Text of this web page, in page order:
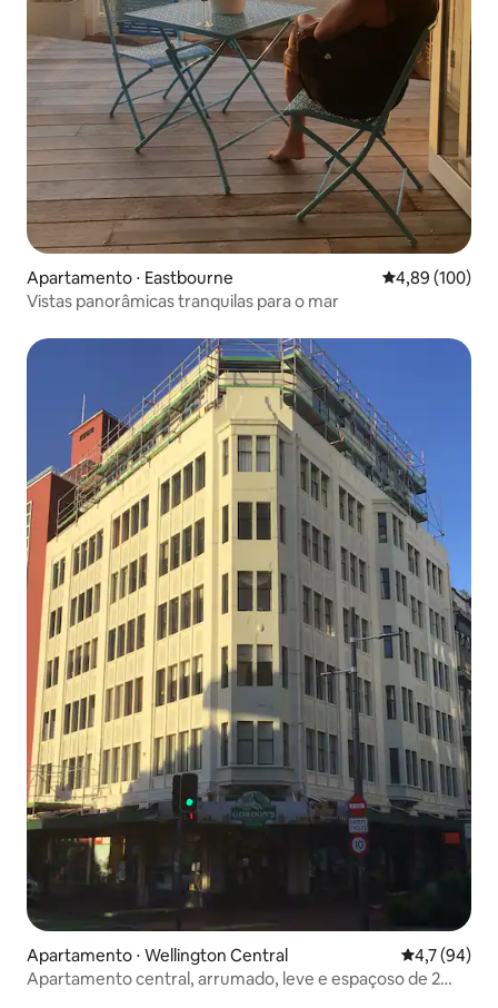
Apartamento ⋅ Eastbourne 4,89 de uma
4,89 (100)
Vistas panorâmicas tranquilas para o mar
Apartamento ⋅ Wellington Central 4,7 de uma
4,7 (94)
Apartamento central, arrumado, leve e espaçoso de 2